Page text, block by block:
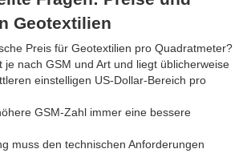
Geotextilien
Preis für Geotextilien pro Quadratmeter?
je nach GSM und Art und liegt üblicherweise
einstelligen US-Dollar-Bereich pro
GSM-Zahl immer eine bessere
muss den technischen Anforderungen